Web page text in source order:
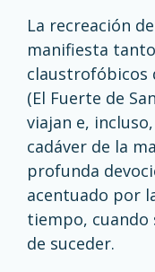
La recreación
manifiesta
claustrofóbicos
(El Fuerte de
viajan e,
cadáver de la
profunda
acentuado por
tiempo, cuando
de suceder.